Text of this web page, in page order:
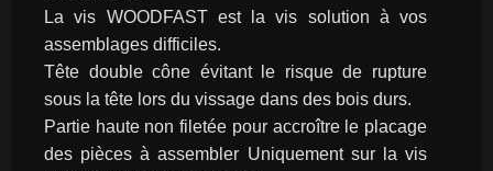
La vis WOODFAST est la vis solution à vos
assemblages difficiles.
Tête double cône évitant le risque de rupture
sous la tête lors du vissage dans des bois durs.
Partie haute non filetée pour accroître le placage
des pièces à assembler Uniquement sur la vis